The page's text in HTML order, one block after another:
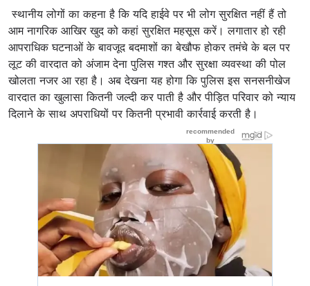
स्थानीय लोगों का कहना है कि यदि हाईवे पर भी लोग सुरक्षित नहीं हैं तो
आम नागरिक आखिर खुद को कहां सुरक्षित महसूस करें। लगातार हो रही
आपराधिक घटनाओं के बावजूद बदमाशों का बेखौफ होकर तमंचे के बल पर
लूट की वारदात को अंजाम देना पुलिस गश्त और सुरक्षा व्यवस्था की पोल
खोलता नजर आ रहा है। अब देखना यह होगा कि पुलिस इस सनसनीखेज
वारदात का खुलासा कितनी जल्दी कर पाती है और पीड़ित परिवार को न्याय
दिलाने के साथ अपराधियों पर कितनी प्रभावी कार्रवाई करती है।